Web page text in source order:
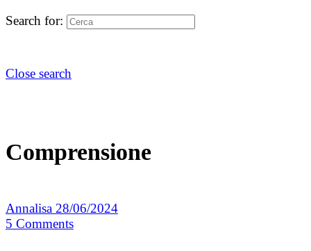
Search for:
Close search
Comprensione
Annalisa 28/06/2024
5 Comments